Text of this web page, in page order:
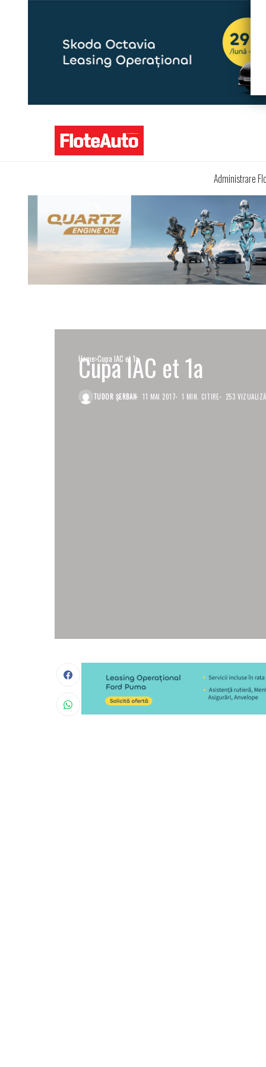
Administrare
Home Cupa IAC et 1a
Cupa IAC et 1a
TUDOR ȘERBAN 11 MAI 2017 1 MIN. CITIRE 253